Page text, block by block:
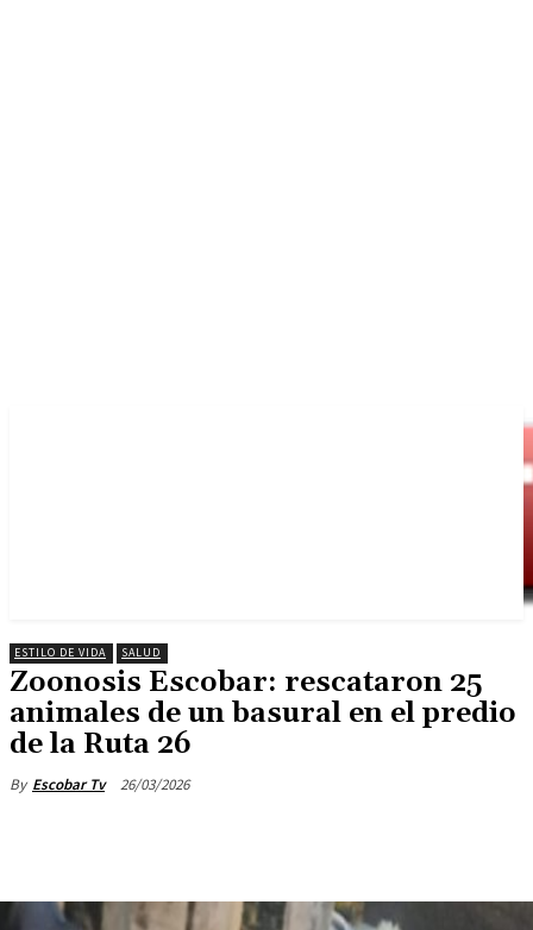
ESTILO DE VIDA SALUD
Zoonosis Escobar: rescataron 25
animales de un basural en el predio
de la Ruta 26
By Escobar Tv 26/03/2026